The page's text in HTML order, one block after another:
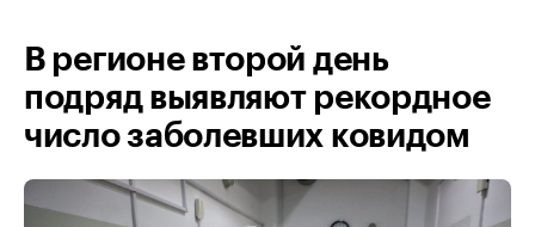
В регионе второй день
подряд выявляют рекордное
число заболевших ковидом